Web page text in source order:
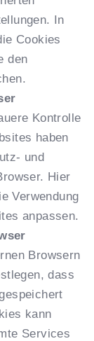
In
Cookies
den
Kontrolle
haben
und
Hier
Verwendung
anpassen.
Browsern
dass
kann
Services